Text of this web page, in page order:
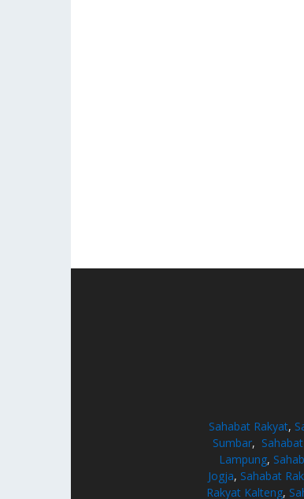
Sahabat Rakyat,
Sumbar,
Lampung,
Jogja, Sahabat
Rakyat Kalteng,